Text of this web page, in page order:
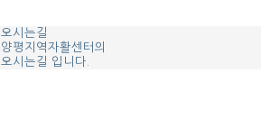
오시는길
양평지역자활센터의
오시는길 입니다.